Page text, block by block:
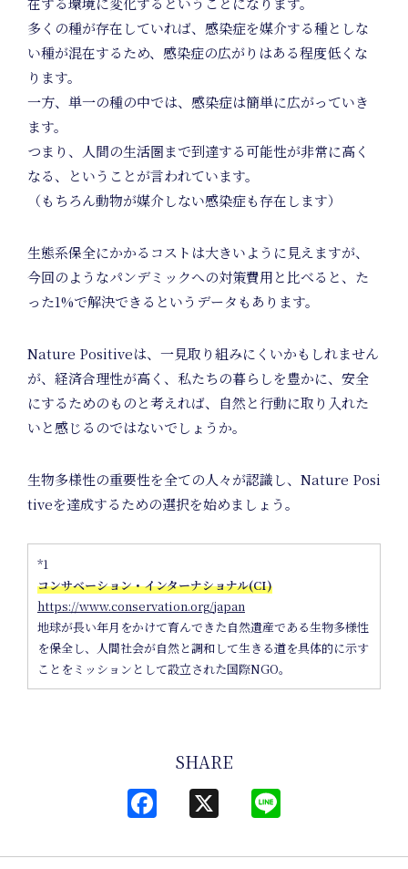
News
Events
多くの種が存在していれば、感染症を媒介する種としな
い種が混在するため、感染症の広がりはある程度低くな
ります。
一方、単一の種の中では、感染症は簡単に広がっていき
ます。
つまり、人間の生活圏まで到達する可能性が非常に高く
なる、ということが言われています。
（もちろん動物が媒介しない感染症も存在します）
生態系保全にかかるコストは大きいように見えますが、
今回のようなパンデミックへの対策費用と比べると、た
った1%で解決できるというデータもあります。
Nature Positiveは、一見取り組みにくいかもしれません
が、経済合理性が高く、私たちの暮らしを豊かに、安全
にするためのものと考えれば、自然と行動に取り入れた
いと感じるのではないでしょうか。
生物多様性の重要性を全ての人々が認識し、Nature Posi
tiveを達成するための選択を始めましょう。
*1
コンサベーション・インターナショナル(CI)
https://www.conservation.org/japan
地球が長い年月をかけて育んできた自然遺産である生物多様性
を保全し、人間社会が自然と調和して生きる道を具体的に示す
ことをミッションとして設立された国際NGO。
SHARE
Facebook